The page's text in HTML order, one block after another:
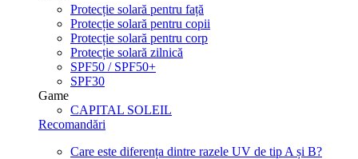
Protecție solară pentru față
Protecție solară pentru copii
Protecție solară pentru corp
Protecție solară zilnică
SPF50 / SPF50+
SPF30
Game
CAPITAL SOLEIL
Recomandări
Care este diferența dintre razele UV de tip A și B?